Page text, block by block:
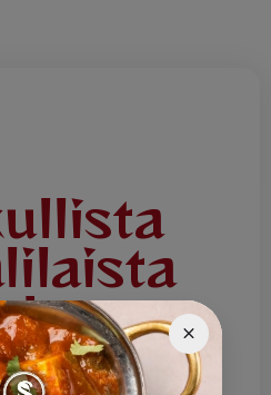
Saguniin! Tarjoamme
ruokaa joka päivä.